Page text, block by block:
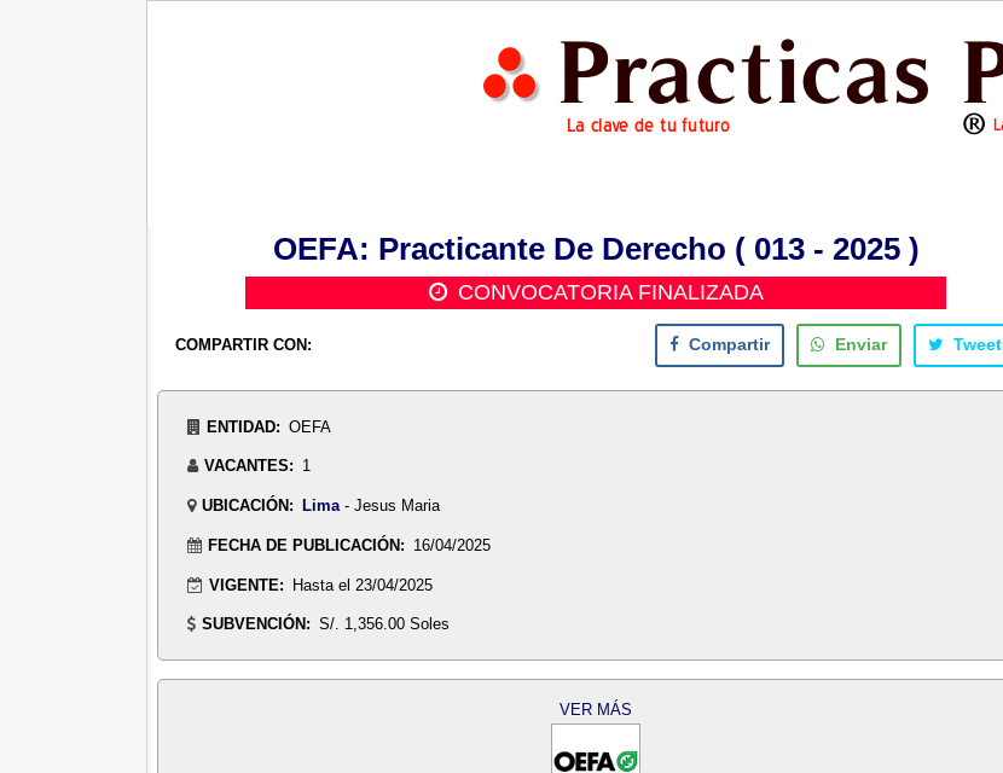
OEFA: Practicante De Derecho ( 013 - 2025 )
CONVOCATORIA FINALIZADA
COMPARTIR CON: Compartir Enviar Tweet
ENTIDAD: OEFA
VACANTES: 1
UBICACIÓN: Lima- Jesus Maria
FECHA DE PUBLICACIÓN: 16/04/2025
VIGENTE: Hasta el 23/04/2025
SUBVENCIÓN: S/. 1,356.00 Soles
VER MÁS